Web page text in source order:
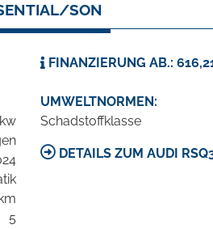
SON
FINANZIERUNG AB.:
5
UMWELTNORMEN:
Schadstoffklasse
DETAILS ZUM AUDI